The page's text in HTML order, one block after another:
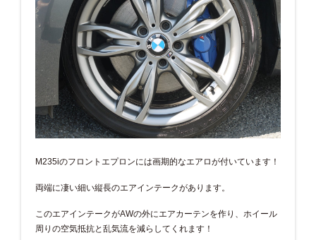
M235iのフロントエプロンには画期的なエアロが付いています！
両端に凄い細い縦長のエアインテークがあります。
このエアインテークがAWの外にエアカーテンを作り、ホイール
周りの空気抵抗と乱気流を減らしてくれます！